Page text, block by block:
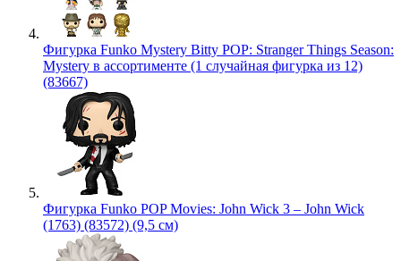
Фигурка Funko Mystery Bitty POP: Stranger Things Season:
Mystery в ассортименте (1 случайная фигурка из 12)
(83667)
Фигурка Funko POP Movies: John Wick 3 – John Wick
(1763) (83572) (9,5 см)